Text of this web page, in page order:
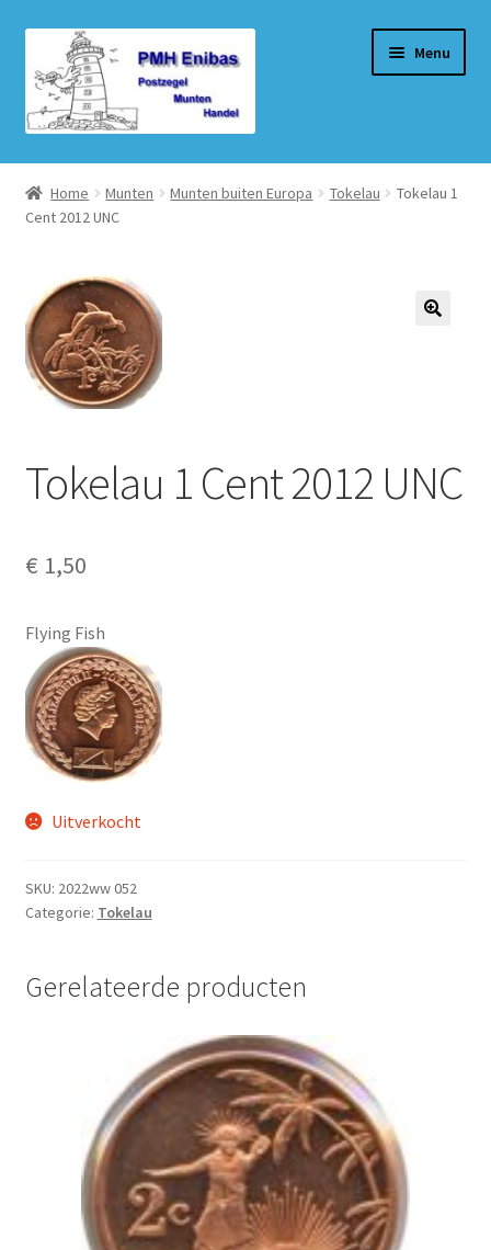
door
naar
navigatie
naar
de
inhoud
Menu
Home
Beurzen
Winkel
Winkelmand
Afrekenen
Privacybeleid PMH Enibas
Home Munten Munten buiten Europa Tokelau
Tokelau 1
Cent 2012 UNC
Tokelau 1 Cent 2012 UNC
€ 1,50
Flying Fish
Uitverkocht
SKU: 2022ww 052
Categorie: Tokelau
Gerelateerde producten